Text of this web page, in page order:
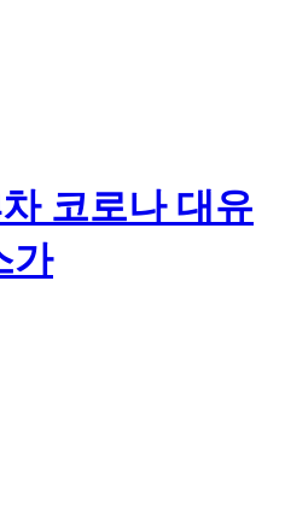
코로나 대유
가